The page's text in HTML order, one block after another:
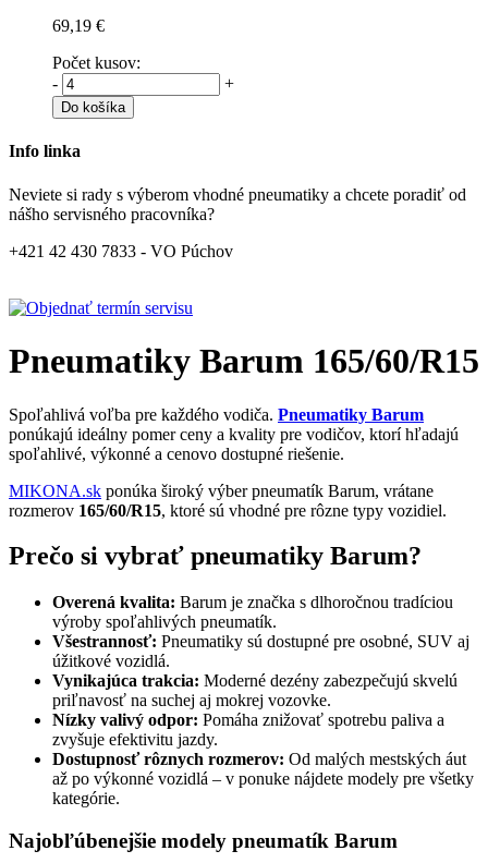
69,19 €
Počet kusov:
-
+
Do košíka
Info linka
Neviete si rady s výberom vhodné pneumatiky a chcete poradiť od
nášho servisného pracovníka?
+421 42 430 7833 - VO Púchov
Pneumatiky Barum 165/60/R15
Spoľahlivá voľba pre každého vodiča. Pneumatiky Barum
ponúkajú ideálny pomer ceny a kvality pre vodičov, ktorí hľadajú
spoľahlivé, výkonné a cenovo dostupné riešenie.
MIKONA.sk ponúka široký výber pneumatík Barum, vrátane
rozmerov 165/60/R15, ktoré sú vhodné pre rôzne typy vozidiel.
Prečo si vybrať pneumatiky Barum?
Overená kvalita: Barum je značka s dlhoročnou tradíciou
výroby spoľahlivých pneumatík.
Všestrannosť: Pneumatiky sú dostupné pre osobné, SUV aj
úžitkové vozidlá.
Vynikajúca trakcia: Moderné dezény zabezpečujú skvelú
priľnavosť na suchej aj mokrej vozovke.
Nízky valivý odpor: Pomáha znižovať spotrebu paliva a
zvyšuje efektivitu jazdy.
Dostupnosť rôznych rozmerov: Od malých mestských áut
až po výkonné vozidlá – v ponuke nájdete modely pre všetky
kategórie.
Najobľúbenejšie modely pneumatík Barum